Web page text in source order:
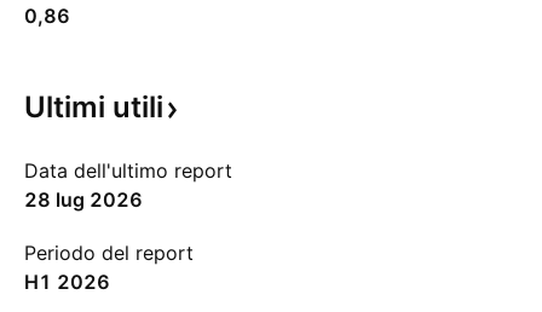
0,86
Ultimi utili
Data dell'ultimo report
28 lug 2026
Periodo del report
H1 2026